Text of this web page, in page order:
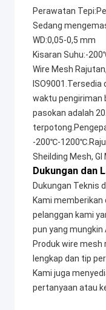
Perawatan Tepi:
Sedang
WD:0,05-0,5 mm
Kisaran Suhu:-
Wire Mesh
waktu pengiriman
pasokan adalah
-200℃-
Sheilding Mesh, GI
Dukungan dan
Dukungan Teknis
Kami
pelanggan kami
pun yang mungkin
Produk wire
lengkap dan tip
Kami juga
pertanyaan atau